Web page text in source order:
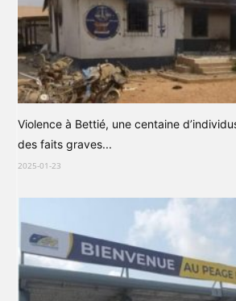
Violence à Bettié, une centaine
des faits graves...
2025-01-23